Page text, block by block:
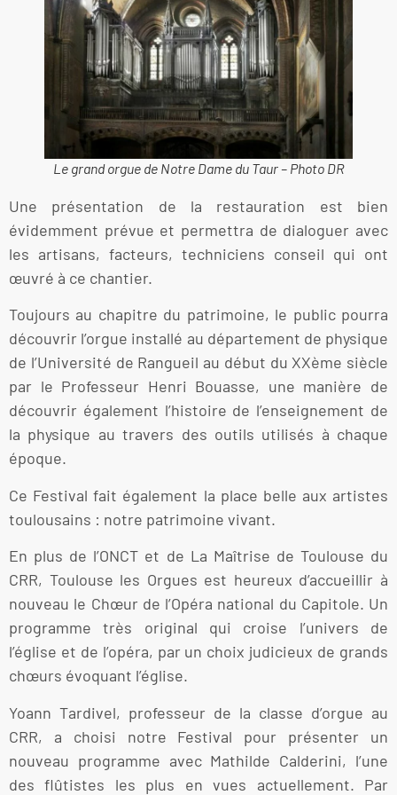
Le grand orgue de Notre Dame du Taur – Photo DR
Une présentation de la restauration est bien
évidemment prévue et permettra de dialoguer avec
les artisans, facteurs, techniciens conseil qui ont
œuvré à ce chantier.
Toujours au chapitre du patrimoine, le public pourra
découvrir l’orgue installé au département de physique
de l’Université de Rangueil au début du XXème siècle
par le Professeur Henri Bouasse, une manière de
découvrir également l’histoire de l’enseignement de
la physique au travers des outils utilisés à chaque
époque.
Ce Festival fait également la place belle aux artistes
toulousains : notre patrimoine vivant.
En plus de l’ONCT et de La Maîtrise de Toulouse du
CRR, Toulouse les Orgues est heureux d’accueillir à
nouveau le Chœur de l’Opéra national du Capitole. Un
programme très original qui croise l’univers de
l’église et de l’opéra, par un choix judicieux de grands
chœurs évoquant l’église.
Yoann Tardivel, professeur de la classe d’orgue au
CRR, a choisi notre Festival pour présenter un
nouveau programme avec Mathilde Calderini, l’une
des flûtistes les plus en vues actuellement. Par